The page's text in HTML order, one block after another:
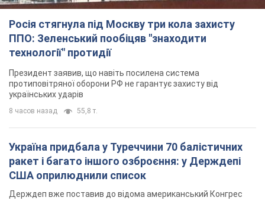
ракет і багато іншого озброєння: у Держдепі
США оприлюднили список
Держдеп вже поставив до відома американський Конгрес
9 часов назад 12,0 т.
"Нас почули на одне вухо": у містах України 24-й
день поспіль тривають мітинги на підтримку
Антиурядові виступи з вимогою повернути Федорова досі
тривають
8 часов назад 4,7 т.